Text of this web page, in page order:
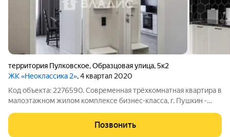
территория Пулковское,Образцовая улица,5к2
ЖК «Неоклассика 2», 4 квартал 2020
Код объекта: 2276590. Современная трёхкомнатная квартира в
малоэтажном жилом комплексе бизнес-класса, г. Пушкин -
инфраструктуре и удобным выездом на КАД и в аэропорт без
пробок. - Общественный
Позвонить